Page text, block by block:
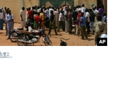
。